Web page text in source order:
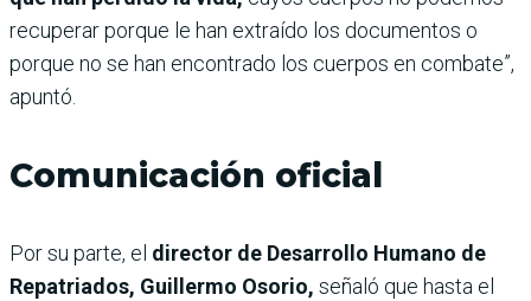
recuperar porque le han extraído los documentos o
porque no se han encontrado los cuerpos en combate”,
apuntó.
Comunicación oficial
Por su parte, el director de Desarrollo Humano de
Repatriados, Guillermo Osorio, señaló que hasta el